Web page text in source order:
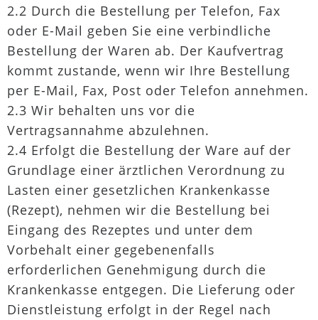
2.2 Durch die Bestellung per Telefon, Fax
oder E-Mail geben Sie eine verbindliche
Bestellung der Waren ab. Der Kaufvertrag
kommt zustande, wenn wir Ihre Bestellung
per E-Mail, Fax, Post oder Telefon annehmen.
2.3 Wir behalten uns vor die
Vertragsannahme abzulehnen.
2.4 Erfolgt die Bestellung der Ware auf der
Grundlage einer ärztlichen Verordnung zu
Lasten einer gesetzlichen Krankenkasse
(Rezept), nehmen wir die Bestellung bei
Eingang des Rezeptes und unter dem
Vorbehalt einer gegebenenfalls
erforderlichen Genehmigung durch die
Krankenkasse entgegen. Die Lieferung oder
Dienstleistung erfolgt in der Regel nach